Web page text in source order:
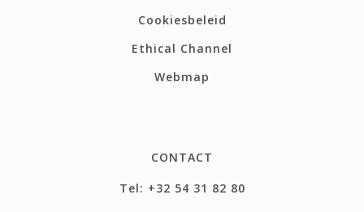
Cookiesbeleid
Ethical Channel
Webmap
CONTACT
Tel: +32 54 31 82 80